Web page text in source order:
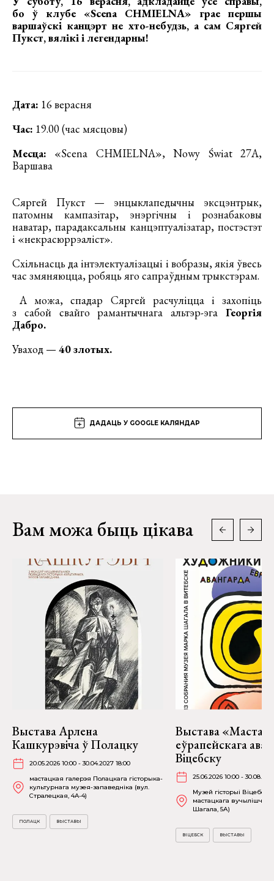
бо ў клубе «Scena CHMIELNA» грае першы
варшаўскі канцэрт не хто-небудзь, а сам Сяргей
Пукст, вялікі і легендарны!
Дата: 16 верасня
Час: 19.00 (час мясцовы)
Месца: «Scena CHMIELNA», Nowy Świat 27A,
Варшава
Сяргей Пукст — энцыклапедычны эксцэнтрык,
патомны кампазітар, энэргічны і рознабаковы
наватар, парадаксальны канцэптуалізатар, постэстэт
і «некрасюррэаліст».
Схільнасць да інтэлектуалізацыі і вобразы, якія ўвесь
час змяняюцца, робяць яго сапраўдным трыкстэрам.
А можа, спадар Сяргей расчуліцца і захопіць
з сабой свайго рамантычнага альтэр-эга Георгія
Дабро.
Уваход —40 злотых.
ДАДАЦЬ У GOOGLE КАЛЯНДАР
Вам можа быць цікава
Выстава Арлена
Кашкурэвіча ў Полацку
20.05.2026 10:00 - 30.04.2027 18:00
мастацкая галерэя Полацкага гісторыка-
культурнага музея-запаведніка (вул.
Стралецкая, 4A-4)
ПОЛАЦК ВЫСТАВЫ
Выстава «Мастакі
еўрапейскага
Віцебску
25.06.2026 10:00 -
Музей гісторыі
мастацкага вучылішча
Шагала, 5А)
ВІЦЕБСК ВЫСТАВЫ